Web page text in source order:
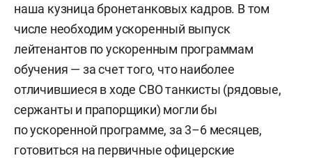
наша кузница бронетанковых кадров. В том
числе необходим ускоренный выпуск
лейтенантов по ускоренным программам
обучения — за счет того, что наиболее
отличившиеся в ходе СВО танкисты (рядовые,
сержанты и прапорщики) могли бы
по ускоренной программе, за 3–6 месяцев,
готовиться на первичные офицерские